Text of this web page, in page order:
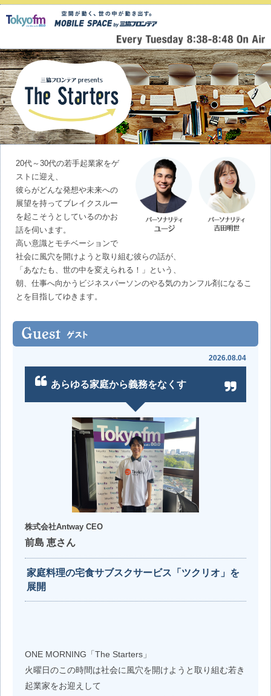
20代～30代の若手起業家をゲ
ストに迎え、
彼らがどんな発想や未来への
展望を持ってブレイクスルー
を起こそうとしているのかお
話を伺います。
高い意識とモチベーションで
社会に風穴を開けようと取り組む彼らの話が、
「あなたも、世の中を変えられる！」という、
朝、仕事へ向かうビジネスパーソンのやる気のカンフル剤になるこ
とを目指してゆきます。
2026.08.04
あらゆる家庭から義務をなくす
株式会社Antway CEO
前島 恵さん
家庭料理の宅食サブスクサービス「ツクリオ」を
展開
ONE MORNING「The Starters」
火曜日のこの時間は社会に風穴を開けようと取り組む若き
起業家をお迎えして